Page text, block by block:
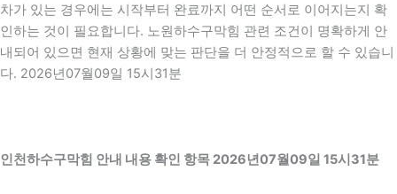
차가 있는 경우에는 시작부터 완료까지 어떤 순서로 이어지는지 확
인하는 것이 필요합니다. 노원하수구막힘 관련 조건이 명확하게 안
내되어 있으면 현재 상황에 맞는 판단을 더 안정적으로 할 수 있습니
다. 2026년07월09일 15시31분
인천하수구막힘 안내 내용 확인 항목 2026년07월09일 15시31분